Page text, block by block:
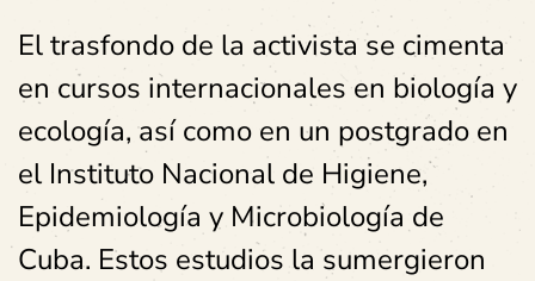
El trasfondo de la activista se cimenta
en cursos internacionales en biología y
ecología, así como en un postgrado en
el Instituto Nacional de Higiene,
Epidemiología y Microbiología de
Cuba. Estos estudios la sumergieron